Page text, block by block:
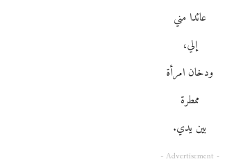
عائدا مني
إلي،
ودخان امرأة
ممطرة
بين يدي.
- Advertisement -